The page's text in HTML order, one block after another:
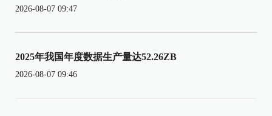
2026-08-07 09:47
2025年我国年度数据生产量达52.26ZB
2026-08-07 09:46